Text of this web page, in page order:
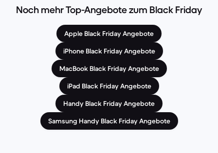
Noch mehr Top-Angebote zum Black Friday
Apple Black Friday Angebote
iPhone Black Friday Angebote
MacBook Black Friday Angebote
iPad Black Friday Angebote
Handy Black Friday Angebote
Samsung Handy Black Friday Angebote